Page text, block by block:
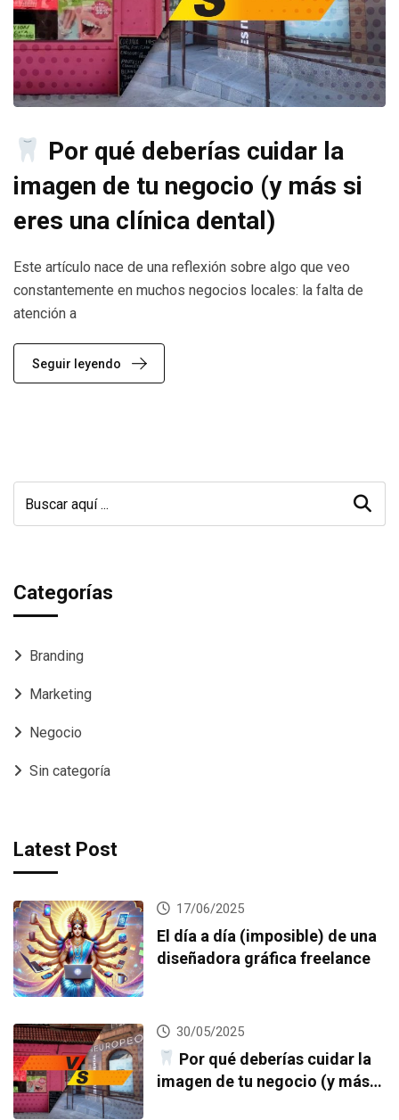
Por qué deberías cuidar la
imagen de tu negocio (y más si
eres una clínica dental)
Este artículo nace de una reflexión sobre algo que veo
constantemente en muchos negocios locales: la falta de
atención a
Seguir leyendo
Categorías
Branding
Marketing
Negocio
Sin categoría
Latest Post
17/06/2025
El día a día (imposible) de una
diseñadora gráfica freelance
30/05/2025
Por qué deberías cuidar la
imagen de tu negocio (y más